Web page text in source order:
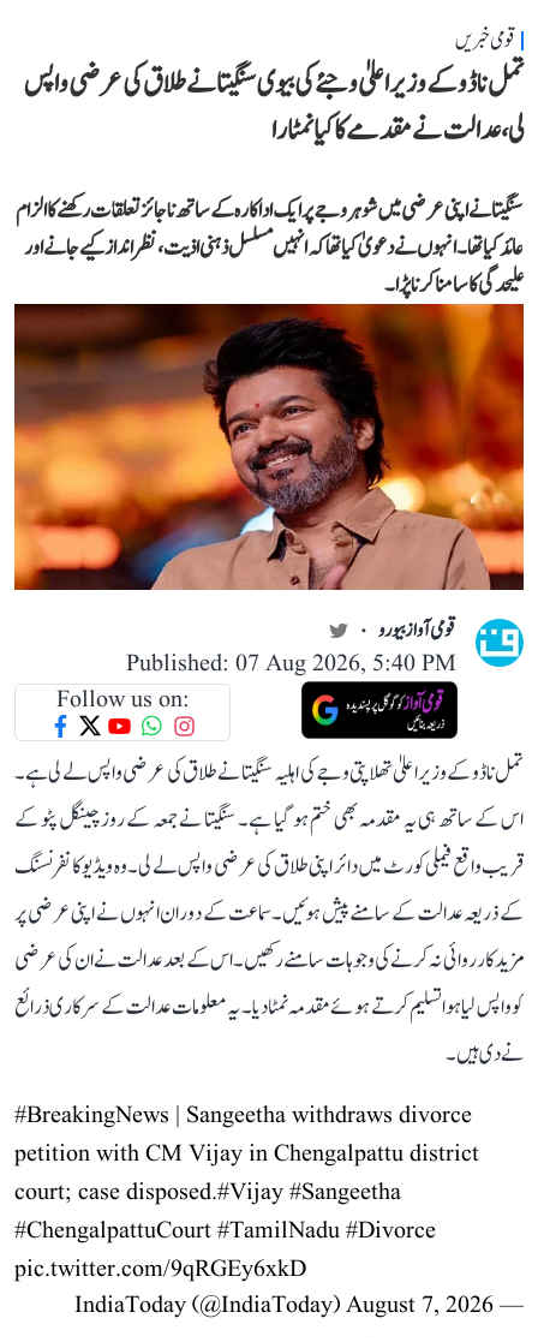
قومی خبریں
تمل ناڈو کے وزیر اعلیٰ وجئے کی بیوی سنگیتا نے طلاق کی عرضی واپس
لی، عدالت نے مقدمے کا کیا نمٹارا
سنگیتا نے اپنی عرضی میں شوہر وجے پر ایک اداکارہ کے ساتھ ناجائز تعلقات رکھنے کا الزام
عائد کیا تھا۔ انہوں نے دعویٰ کیا تھا کہ انہیں مسلسل ذہنی اذیت، نظر انداز کیے جانے اور
علیحدگی کا سامنا کرنا پڑا۔
قومی آواز بیورو
Published: 07 Aug 2026, 5:40 PM
Follow us on:
تمل ناڈو کے وزیر اعلیٰ تھلاپتی وجے کی اہلیہ سنگیتا نے طلاق کی عرضی واپس لے لی ہے۔
اس کے ساتھ ہی یہ مقدمہ بھی ختم ہو گیا ہے۔ سنگیتا نے جمعہ کے روز چینگل پٹو کے
قریب واقع فیملی کورٹ میں دائر اپنی طلاق کی عرضی واپس لے لی۔ وہ ویڈیو کانفرنسنگ
کے ذریعہ عدالت کے سامنے پیش ہوئیں۔ سماعت کے دوران انہوں نے اپنی عرضی پر
مزید کارروائی نہ کرنے کی وجوہات سامنے رکھیں۔ اس کے بعد عدالت نے ان کی عرضی
کو واپس لیا ہوا تسلیم کرتے ہوئے مقدمہ نمٹا دیا۔ یہ معلومات عدالت کے سرکاری ذرائع
نے دی ہیں۔
#BreakingNews | Sangeetha withdraws divorce
petition with CM Vijay in Chengalpattu district
court; case disposed.#Vijay#Sangeetha
#ChengalpattuCourt#TamilNadu#Divorce
pic.twitter.com/9qRGEy6xkD
— IndiaToday (@IndiaToday)
August 7, 2026